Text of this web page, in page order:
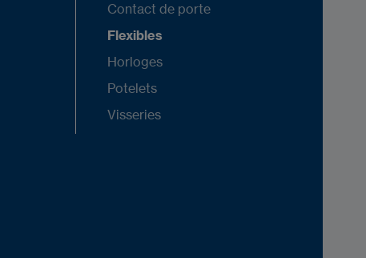
Contact de porte
Flexibles
Horloges
Potelets
Visseries